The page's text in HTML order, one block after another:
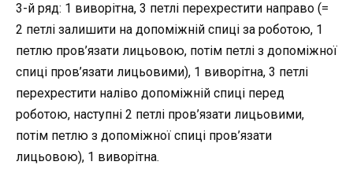
3-й ряд: 1 виворітна, 3 петлі перехрестити направо (=
2 петлі залишити на допоміжній спиці за роботою, 1
петлю пров’язати лицьовою, потім петлі з допоміжної
спиці пров’язати лицьовими), 1 виворітна, 3 петлі
перехрестити наліво допоміжній спиці перед
роботою, наступні 2 петлі пров’язати лицьовими,
потім петлю з допоміжної спиці пров’язати
лицьовою), 1 виворітна.